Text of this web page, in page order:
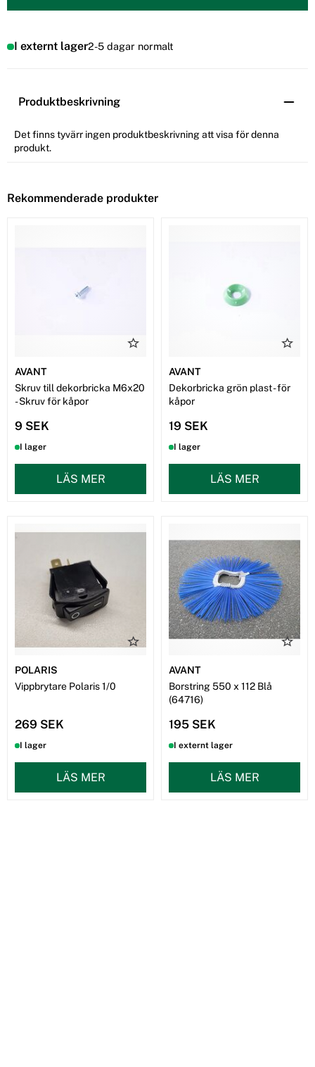
I externt lager2-5 dagar normalt
Produktbeskrivning
Det finns tyvärr ingen produktbeskrivning att visa för denna
produkt.
Rekommenderade produkter
AVANT
Skruv till dekorbricka M6x20
- Skruv för kåpor
9 SEK
I lager
LÄS MER
AVANT
Dekorbricka grön plast - för
kåpor
19 SEK
I lager
LÄS MER
POLARIS
Vippbrytare Polaris 1/0
269 SEK
I lager
LÄS MER
AVANT
Borstring 550 x 112 Blå
(64716)
195 SEK
I externt lager
LÄS MER